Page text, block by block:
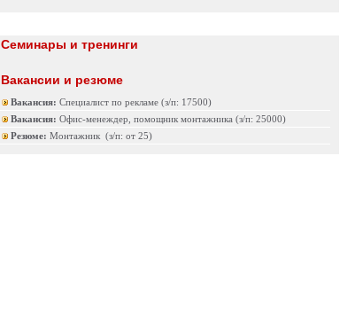
Семинары и тренинги
Вакансии и резюме
Вакансия: Специалист по рекламе (з/п: 17500)
Вакансия: Офис-менеждер, помощник монтажника (з/п: 25000)
Резюме: Монтажник (з/п: от 25)